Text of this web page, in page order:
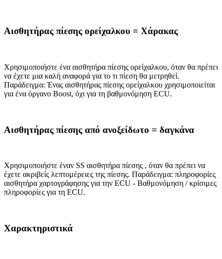
Αισθητήρας πίεσης ορείχαλκου = Χάρακας
Χρησιμοποιήστε ένα αισθητήρα πίεσης ορείχαλκου, όταν θα πρέπει
να έχετε μια καλή αναφορά για το τι πίεση θα μετρηθεί.
Παράδειγμα: Ένας αισθητήρας πίεσης ορείχαλκου χρησιμοποιείται
για ένα όργανο Boost, όχι για τη βαθμονόμηση ECU.
Αισθητήρας πίεσης από ανοξείδωτο = δαγκάνα
Χρησιμοποιήστε έναν SS αισθητήρα πίεσης , όταν θα πρέπει να
έχετε ακριβείς λεπτομέρειες της πίεσης. Παράδειγμα: πληροφορίες
αισθητήρα χαρτογράφησης για την ECU - Βαθμονόμηση / κρίσιμες
πληροφορίες για τη ECU.
Χαρακτηριστικά